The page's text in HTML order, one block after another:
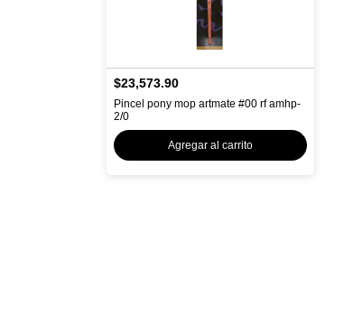
$23,573.90
Pincel pony mop artmate #00 rf amhp-
2/0
Agregar al carrito